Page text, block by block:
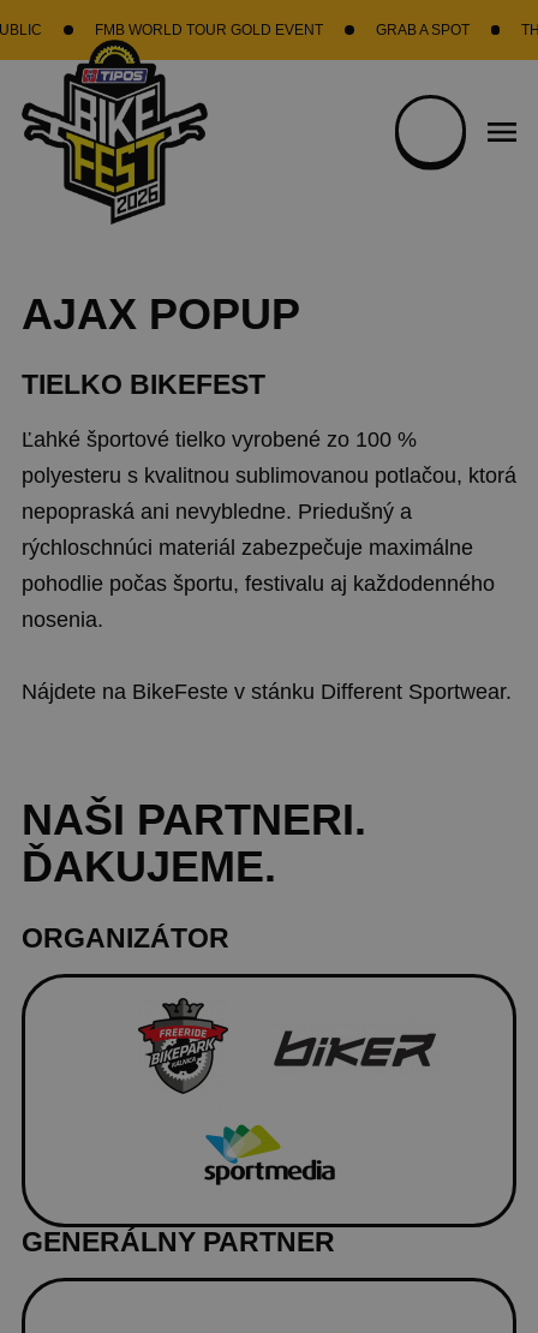
Skočiť na hlavný obsah
FMB WORLD TOUR GOLD EVENT GRAB A SPOT THE
AJAX POPUP
TIELKO BIKEFEST
Ľahké športové tielko vyrobené zo 100 %
polyesteru s kvalitnou sublimovanou potlačou, ktorá
nepopraská ani nevybledne. Priedušný a
rýchloschnúci materiál zabezpečuje maximálne
pohodlie počas športu, festivalu aj každodenného
nosenia.
Nájdete na BikeFeste v stánku Different Sportwear.
NAŠI PARTNERI.
ĎAKUJEME.
ORGANIZÁTOR
GENERÁLNY PARTNER